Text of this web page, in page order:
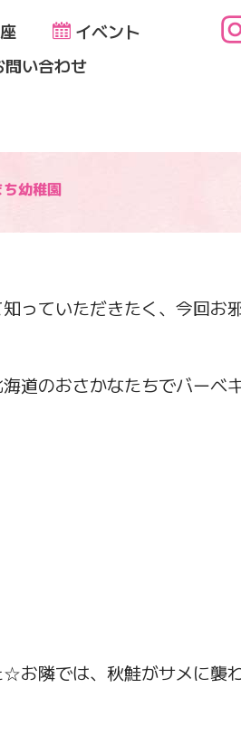
イベント
問い合わせ
幼稚園
っていただきたく、今回お
道のおさかなたちでバーベ
お隣では、秋鮭がサメに襲